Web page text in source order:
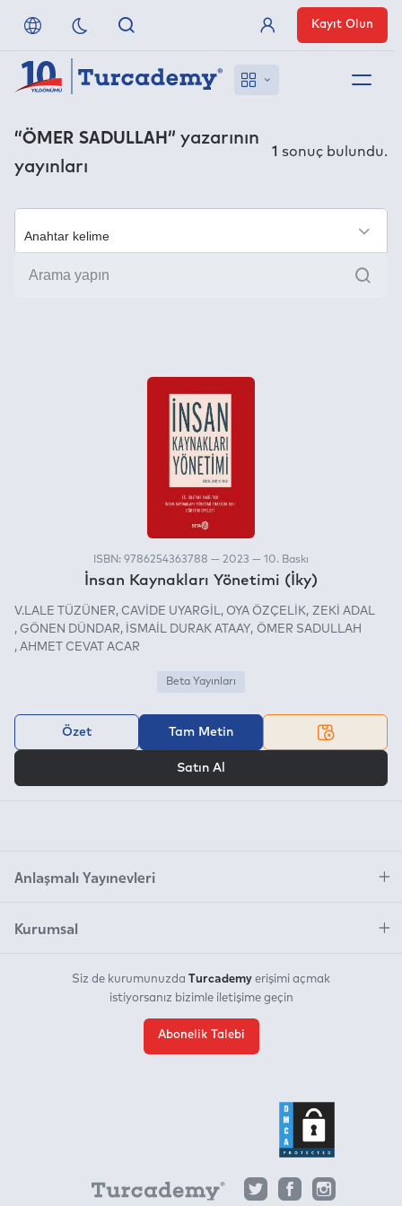
Referanslarımız
Uzaktan Erişim
Nasıl Erişirim
Üye Girişi
Kayıt Olun
“ÖMER SADULLAH” yazarının
yayınları
1 sonuç bulundu.
Ara
ISBN: 9786254363788 — 2023 — 10. Baskı
İnsan Kaynakları Yönetimi (İky)
V.LALE TÜZÜNER CAVİDE UYARGİL OYA ÖZÇELİK ZEKİ ADAL
GÖNEN DÜNDAR
İSMAİL DURAK ATAAY
ÖMER SADULLAH
AHMET CEVAT ACAR
Beta Yayınları
Özet Tam Metin
Satın Al
Anlaşmalı Yayınevleri
Kurumsal
Siz de kurumunuzda Turcademy erişimi açmak
istiyorsanız bizimle iletişime geçin
Abonelik Talebi